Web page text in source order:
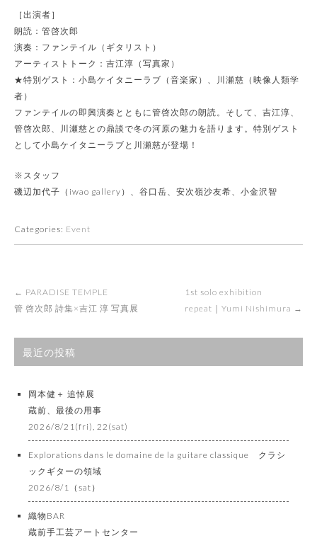
［出演者］
朗読：管啓次郎
演奏：ファンテイル（ギタリスト）
アーティストトーク：吉江淳（写真家）
★特別ゲスト：小島ケイタニーラブ（音楽家）、川瀬慈（映像人類学
者）
ファンテイルの即興演奏とともに管啓次郎の朗読。そして、吉江淳、
管啓次郎、川瀬慈との鼎談で冬の河原の魅力を語ります。特別ゲスト
として小島ケイタニーラブと川瀬慈が登場！
※スタッフ
磯辺加代子（iwao gallery）、谷口岳、安次嶺沙友希、小金沢智
Categories: Event
navigation
← PARADISE TEMPLE
管 啓次郎 詩集×吉江 淳 写真展
1st solo exhibition
repeat｜Yumi Nishimura →
最近の投稿
岡本健＋ 追悼展
蔵前、最後の用事
2026/8/21(fri), 22(sat)
Explorations dans le domaine de la guitare classique クラシ
ックギターの領域
2026/8/1（sat）
織物BAR
蔵前手工芸アートセンター